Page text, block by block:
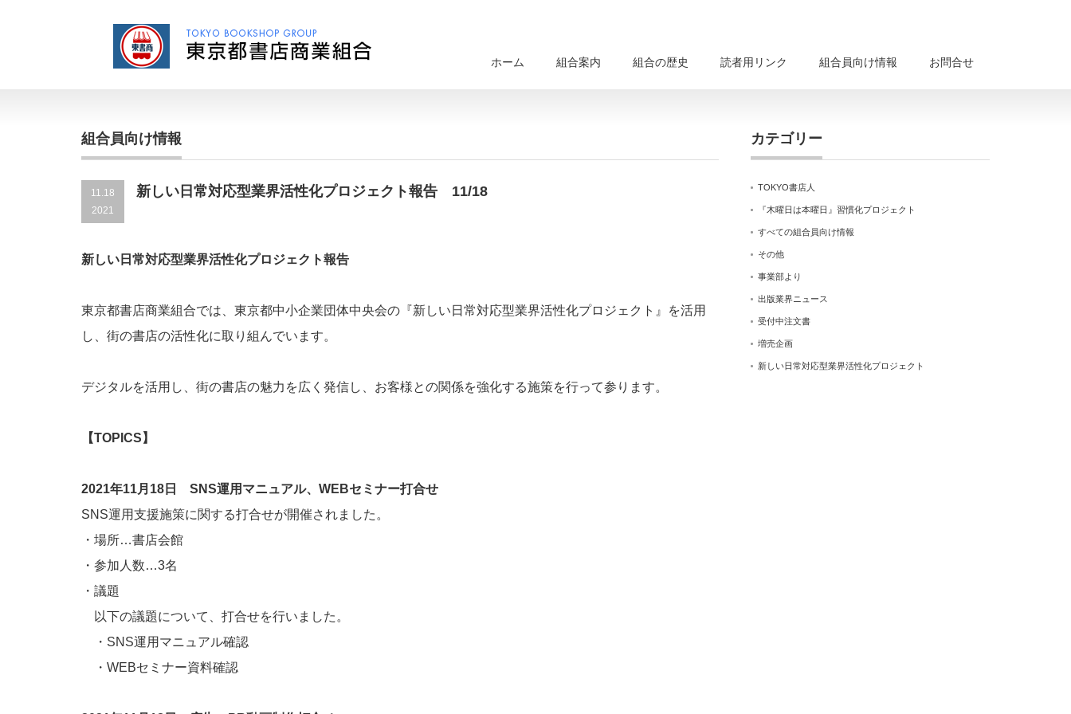
ホーム 組合案内 組合の歴史 読者用リンク 組合員向け情報 お問合せ
組合員向け情報
11.18
2021
新しい日常対応型業界活性化プロジェクト報告 11/18
新しい日常対応型業界活性化プロジェクト報告
東京都書店商業組合では、東京都中小企業団体中央会の『新しい日常対応型業界活性化プロジェクト』を活用
し、街の書店の活性化に取り組んでいます。
デジタルを活用し、街の書店の魅力を広く発信し、お客様との関係を強化する施策を行って参ります。
【TOPICS】
2021年11月18日 SNS運用マニュアル、WEBセミナー打合せ
SNS運用支援施策に関する打合せが開催されました。
・場所…書店会館
・参加人数…3名
・議題
以下の議題について、打合せを行いました。
・SNS運用マニュアル確認
・WEBセミナー資料確認
カテゴリー
TOKYO書店人
『木曜日は本曜日』習慣化プロジェクト
すべての組合員向け情報
その他
事業部より
出版業界ニュース
受付中注文書
増売企画
新しい日常対応型業界活性化プロジェクト